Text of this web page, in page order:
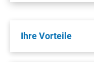
Ihre Vorteile